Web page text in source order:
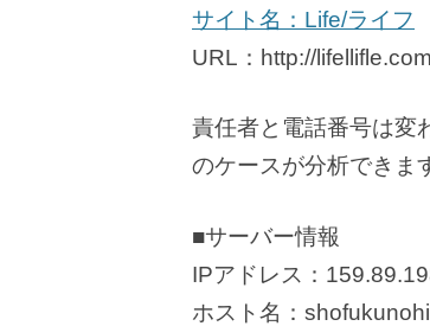
サイト名：Life/ライフ
URL：http://
責任者と電話番号は変
のケースが分析できま
■サーバー情報
IPアドレス：
ホスト名：